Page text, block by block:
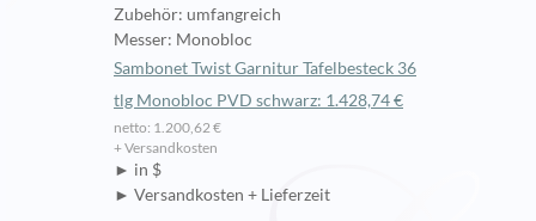
Zubehör: umfangreich
Messer: Monobloc
Sambonet Twist Garnitur Tafelbesteck 36
tlg Monobloc PVD schwarz: 1.428,74 €
netto: 1.200,62 €
+ Versandkosten
► in $
► Versandkosten + Lieferzeit